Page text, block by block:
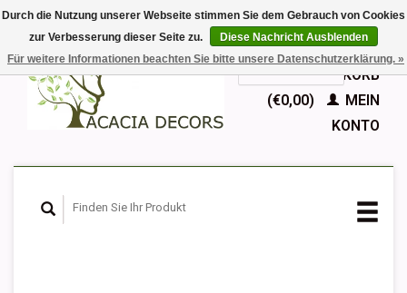
EUR
GBPDeutsch
Nederlands
English
IHR WARENKORB
(€0,00)
MEIN
KONTO
Durch die Nutzung unserer Webseite stimmen Sie dem Gebrauch von Cookies
zur Verbesserung dieser Seite zu.
Diese Nachricht Ausblenden
Für weitere Informationen beachten Sie bitte unsere Datenschutzerklärung. »